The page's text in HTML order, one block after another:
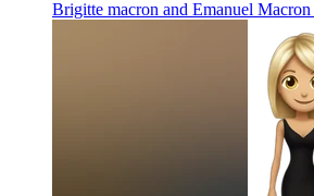
Brigitte macron and Emanuel Macron